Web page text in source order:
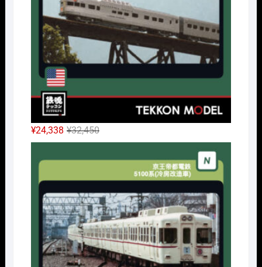
し
た。
で
す。
¥32,450元
の
価
¥32,450
で
し
た。
¥24,338
現
在
の
は
¥24,338
で
す。